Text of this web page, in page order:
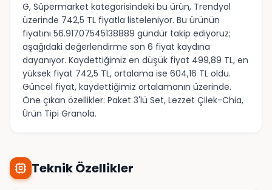
G, Süpermarket kategorisindeki bu ürün, Trendyol
üzerinde 742,5 TL fiyatla listeleniyor. Bu ürünün
fiyatını 56.91707545138889 gündür takip ediyoruz;
aşağıdaki değerlendirme son 6 fiyat kaydına
dayanıyor. Kaydettiğimiz en düşük fiyat 499,89 TL, en
yüksek fiyat 742,5 TL, ortalama ise 604,16 TL oldu.
Güncel fiyat, kaydettiğimiz ortalamanın üzerinde.
Öne çıkan özellikler: Paket 3'lü Set, Lezzet Çilek-Chia,
Ürün Tipi Granola.
Teknik Özellikler